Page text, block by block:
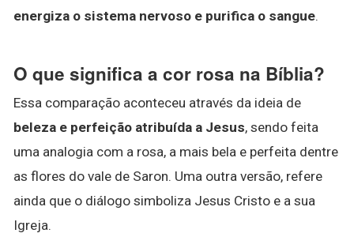
energiza o sistema nervoso e purifica o sangue.
O que significa a cor rosa na Bíblia?
Essa comparação aconteceu através da ideia de
beleza e perfeição atribuída a Jesus, sendo feita
uma analogia com a rosa, a mais bela e perfeita dentre
as flores do vale de Saron. Uma outra versão, refere
ainda que o diálogo simboliza Jesus Cristo e a sua
Igreja.